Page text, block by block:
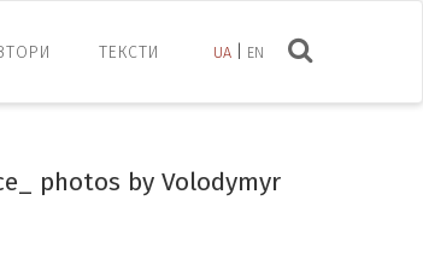
UA EN
ТЕКСТИ
photos by Volodymyr